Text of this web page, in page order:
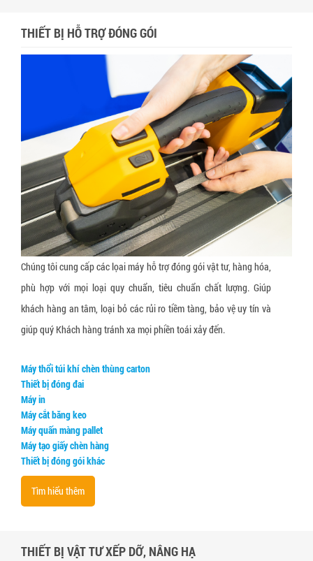
THIẾT BỊ HỖ TRỢ ĐÓNG GÓI
Chúng tôi cung cấp các lọai máy hỗ trợ đóng gói vật tư, hàng hóa,
phù hợp với mọi loại quy chuẩn, tiêu chuẩn chất lượng. Giúp
khách hàng an tâm, loại bỏ các rủi ro tiềm tàng, bảo vệ uy tín và
giúp quý Khách hàng tránh xa mọi phiền toái xảy đến.
Máy thổi túi khí chèn thùng carton
Thiết bị đóng đai
Máy in
Máy cắt băng keo
Máy quấn màng pallet
Máy tạo giấy chèn hàng
Thiết bị đóng gói khác
Tìm hiểu thêm
THIẾT BỊ VẬT TƯ XẾP DỠ, NÂNG HẠ